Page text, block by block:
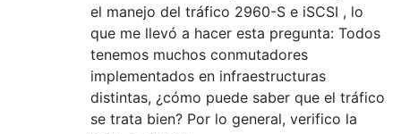
el manejo del tráfico 2960-S e iSCSI , lo
que me llevó a hacer esta pregunta: Todos
tenemos muchos conmutadores
implementados en infraestructuras
distintas, ¿cómo puede saber que el tráfico
se trata bien? Por lo general, verifico la